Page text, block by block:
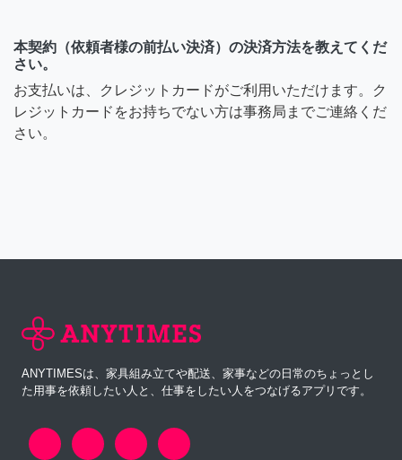
本契約（依頼者様の前払い決済）の決済方法を教えてくだ
さい。
お支払いは、クレジットカードがご利用いただけます。ク
レジットカードをお持ちでない方は事務局までご連絡くだ
さい。
ANYTIMESは、家具組み立てや配送、家事などの日常のちょっとし
た用事を依頼したい人と、仕事をしたい人をつなげるアプリです。